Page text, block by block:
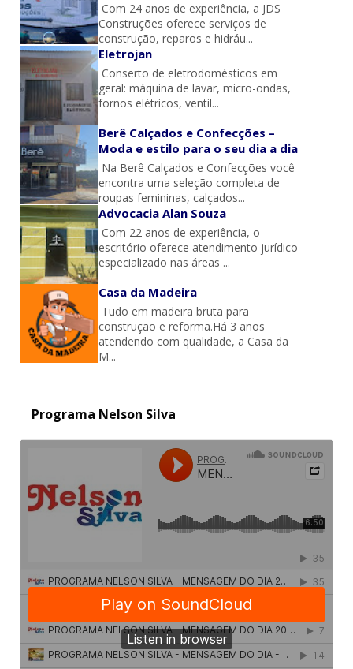
Com 24 anos de experiência, a JDS
Construções oferece serviços de
construção, reparos e hidráu...
Eletrojan
Conserto de eletrodomésticos em
geral: máquina de lavar, micro-ondas,
fornos elétricos, ventil...
Berê Calçados e Confecções –
Moda e estilo para o seu dia a dia
Na Berê Calçados e Confecções você
encontra uma seleção completa de
roupas femininas, calçados...
Advocacia Alan Souza
Com 22 anos de experiência, o
escritório oferece atendimento jurídico
especializado nas áreas ...
Casa da Madeira
Tudo em madeira bruta para
construção e reforma.Há 3 anos
atendendo com qualidade, a Casa da
M...
Programa Nelson Silva